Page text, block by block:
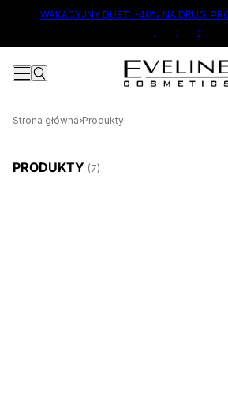
TREŚCI
WAKACYJNY DUET: -40% NA DRUGI
:
: :
Strona główna Produkty
PRODUKTY (7)